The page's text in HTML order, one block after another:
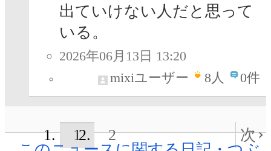
出ていけない人だと思って
いる。
2026年06月13日 13:20
mixiユーザー
8人 0件
1 2
次